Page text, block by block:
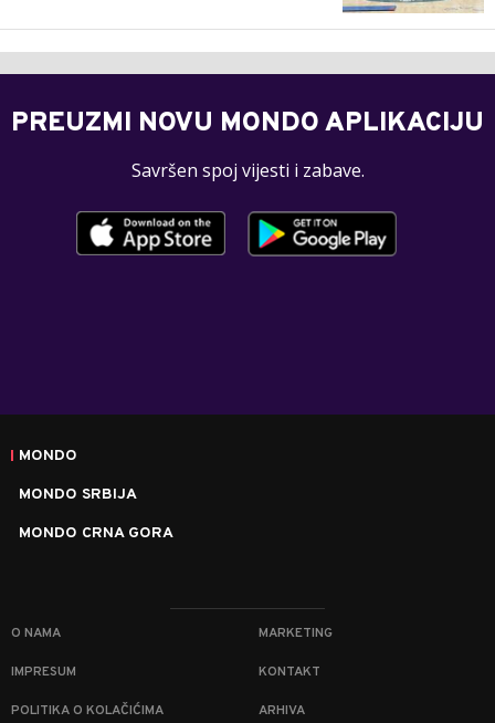
PREUZMI NOVU MONDO APLIKACIJU
Savršen spoj vijesti i zabave.
MONDO
MONDO SRBIJA
MONDO CRNA GORA
O NAMA MARKETING
IMPRESUM KONTAKT
POLITIKA O KOLAČIĆIMA ARHIVA